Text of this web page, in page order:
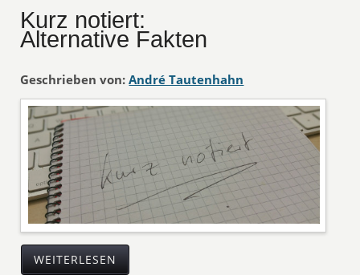
Kurz notiert:
Alternative Fakten
Geschrieben von: André Tautenhahn
WEITERLESEN